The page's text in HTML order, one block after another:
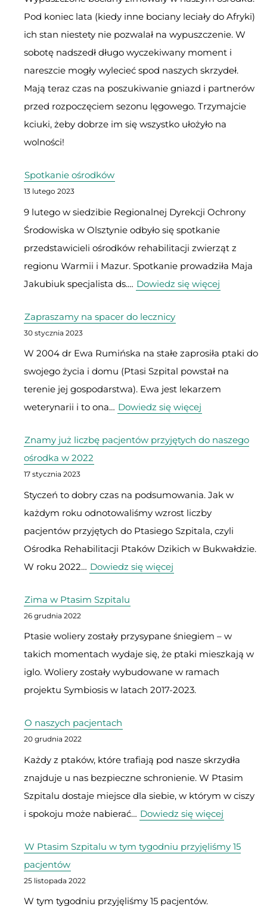
Pod koniec lata (kiedy inne bociany leciały do Afryki)
ich stan niestety nie pozwalał na wypuszczenie. W
sobotę nadszedł długo wyczekiwany moment i
nareszcie mogły wylecieć spod naszych skrzydeł.
Mają teraz czas na poszukiwanie gniazd i partnerów
przed rozpoczęciem sezonu lęgowego. Trzymajcie
kciuki, żeby dobrze im się wszystko ułożyło na
wolności!
Spotkanie ośrodków
13 lutego 2023
9 lutego w siedzibie Regionalnej Dyrekcji Ochrony
Środowiska w Olsztynie odbyło się spotkanie
przedstawicieli ośrodków rehabilitacji zwierząt z
regionu Warmii i Mazur. Spotkanie prowadziła Maja
Jakubiuk specjalista ds.… Dowiedz się więcej
Zapraszamy na spacer do lecznicy
30 stycznia 2023
W 2004 dr Ewa Rumińska na stałe zaprosiła ptaki do
swojego życia i domu (Ptasi Szpital powstał na
terenie jej gospodarstwa). Ewa jest lekarzem
weterynarii i to ona… Dowiedz się więcej
na
lecznicy
Znamy już liczbę pacjentów przyjętych do naszego
ośrodka w 2022
17 stycznia 2023
Styczeń to dobry czas na podsumowania. Jak w
każdym roku odnotowaliśmy wzrost liczby
pacjentów przyjętych do Ptasiego Szpitala, czyli
Ośrodka Rehabilitacji Ptaków Dzikich w Bukwałdzie.
W roku 2022… Dowiedz się więcej
pacjentów
przyjętych
do
naszego
Zima w Ptasim Szpitalu
26 grudnia 2022
Ptasie woliery zostały przysypane śniegiem – w
takich momentach wydaje się, że ptaki mieszkają w
iglo. Woliery zostały wybudowane w ramach
projektu Symbiosis w latach 2017-2023.
O naszych pacjentach
20 grudnia 2022
Każdy z ptaków, które trafiają pod nasze skrzydła
znajduje u nas bezpieczne schronienie. W Ptasim
Szpitalu dostaje miejsce dla siebie, w którym w ciszy
i spokoju może nabierać… Dowiedz się więcej
naszych
W Ptasim Szpitalu w tym tygodniu przyjęliśmy 15
pacjentów
25 listopada 2022
W tym tygodniu przyjęliśmy 15 pacjentów.